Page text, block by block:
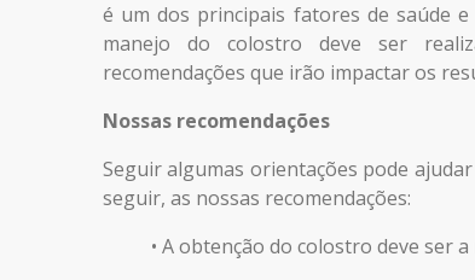
é um dos principais fatores de saúde
manejo do colostro deve ser
recomendações que irão impactar os
Nossas recomendações
Seguir algumas orientações pode
seguir, as nossas recomendações:
• A obtenção do colostro deve ser